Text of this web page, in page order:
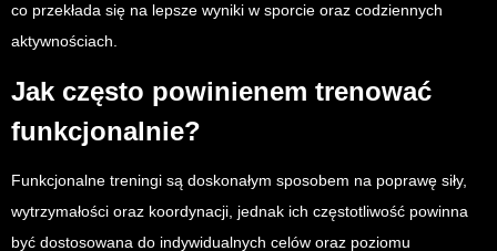
co przekłada się na lepsze wyniki w sporcie oraz codziennych
aktywnościach.
Jak często powinienem trenować
funkcjonalnie?
Funkcjonalne treningi są doskonałym sposobem na poprawę siły,
wytrzymałości oraz koordynacji, jednak ich częstotliwość powinna
być dostosowana do indywidualnych celów oraz poziomu